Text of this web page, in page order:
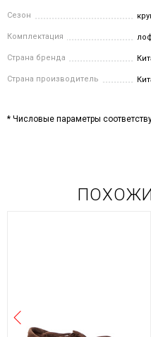
Сезон
Комплектация
Страна бренда
Страна производитель
* Числовые параметры